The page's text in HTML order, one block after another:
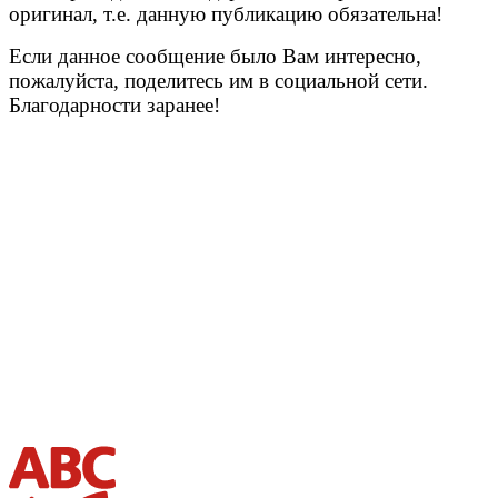
оригинал, т.е. данную публикацию обязательна!
Если данное сообщение было Вам интересно,
пожалуйста, поделитесь им в социальной сети.
Благодарности заранее!